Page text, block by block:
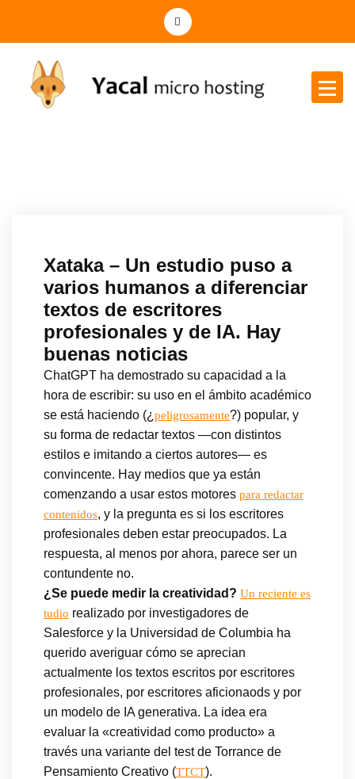
Xataka – Un estudio puso a
varios humanos a diferenciar
textos de escritores
profesionales y de IA. Hay
buenas noticias
ChatGPT ha demostrado su capacidad a la
hora de escribir: su uso en el ámbito académico
se está haciendo (¿ peligrosamente?) popular, y
su forma de redactar textos —con distintos
estilos e imitando a ciertos autores— es
convincente. Hay medios que ya están
comenzando a usar estos motores para redactar
contenidos, y la pregunta es si los escritores
profesionales deben estar preocupados. La
respuesta, al menos por ahora, parece ser un
contundente no.
¿Se puede medir la creatividad? Un reciente es
tudio realizado por investigadores de
Salesforce y la Universidad de Columbia ha
querido averiguar cómo se aprecian
actualmente los textos escritos por escritores
profesionales, por escritores aficionaods y por
un modelo de IA generativa. La idea era
evaluar la «creatividad como producto» a
través una variante del test de Torrance de
Pensamiento Creativo (TTCT).